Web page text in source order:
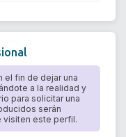
el fin de dejar una
a la realidad y
para solicitar una
serán
visiten este perfil.